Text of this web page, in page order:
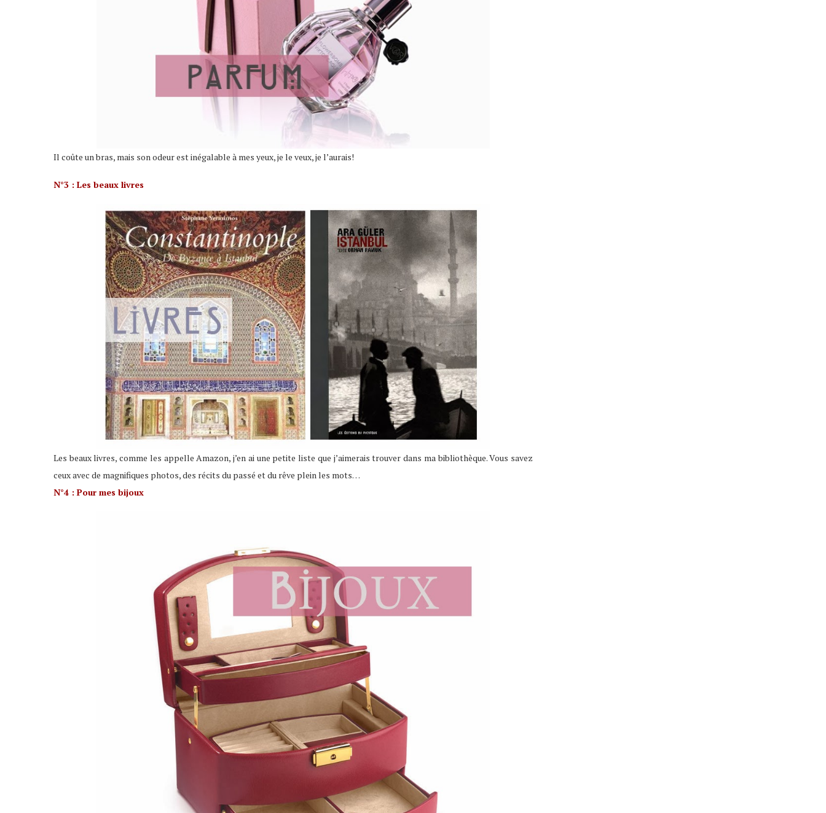
Il coûte un bras, mais son odeur est inégalable à mes yeux, je le veux, je l’aurais!
N°3 : Les beaux livres
Les beaux livres, comme les appelle Amazon, j’en ai une petite liste que j’aimerais trouver dans ma bibliothèque. Vous savez
ceux avec de magnifiques photos, des récits du passé et du rêve plein les mots…
N°4 : Pour mes bijoux